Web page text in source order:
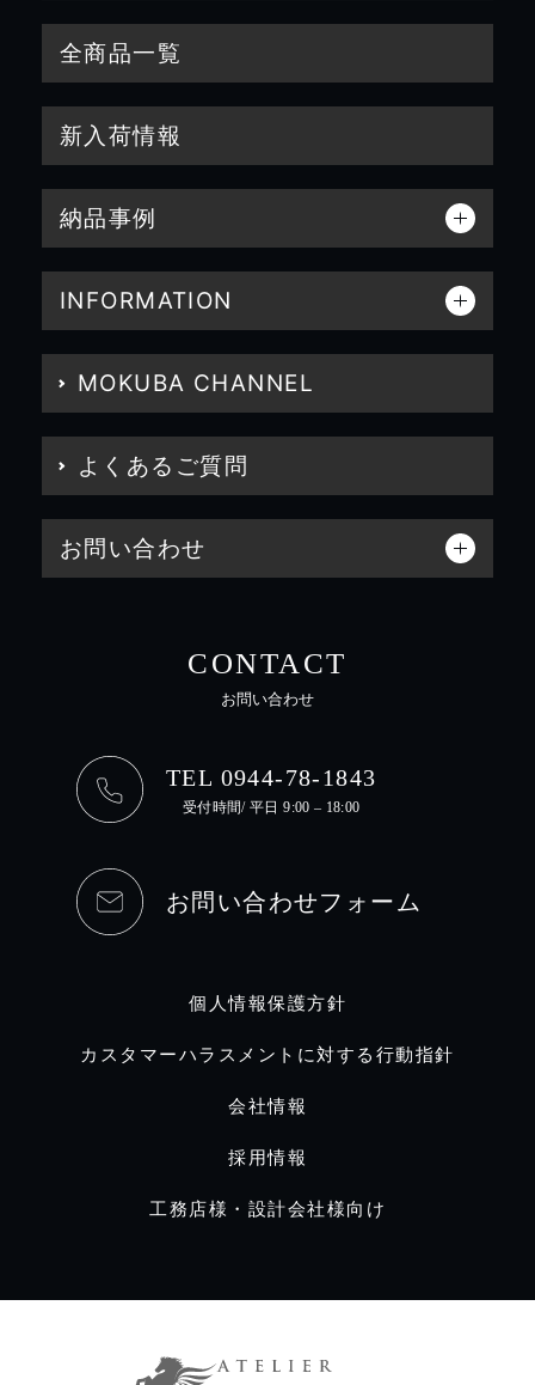
全商品一覧
新入荷情報
納品事例
INFORMATION
MOKUBA CHANNEL
よくあるご質問
お問い合わせ
CONTACT
お問い合わせ
TEL 0944-78-1843
受付時間/ 平日 9:00 – 18:00
お問い合わせフォーム
個人情報保護方針
カスタマーハラスメントに対する行動指針
会社情報
採用情報
工務店様・設計会社様向け